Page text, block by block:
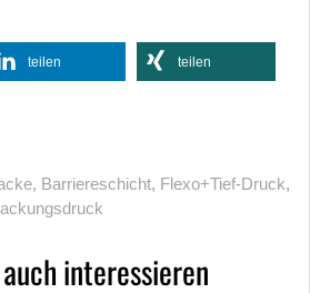
teilen teilen
, Barriereschicht, Flexo+Tief-Druck,
interessieren